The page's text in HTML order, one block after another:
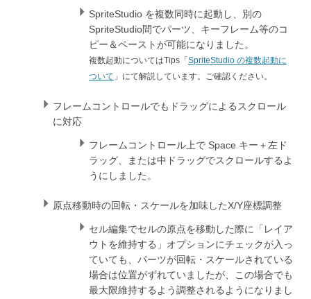
SpriteStudio を複数同時に起動し、別の
SpriteStudio間でパーツ、キーフレーム等のコ
ピー＆ペーストが可能になりました。
複数起動についてはTips「 SpriteStudio の複数起動に
ついて 」にて解説しています。ご確認ください。
フレームコントロールでもドラッグによるスクロール
に対応
フレームコントロール上で Space キー＋左ド
ラッグ、または中ドラッグでスクロールするよ
うにしました。
原点移動時の回転・スケールを加味したX/Y座標調整
セル編集でセルの原点を移動した際に「レイア
ウトを維持する」オプションにチェックが入っ
ていても、パーツが回転・スケールされている
場合は位置がずれていましたが、この場合でも
最大限維持するよう調整されるようになりまし